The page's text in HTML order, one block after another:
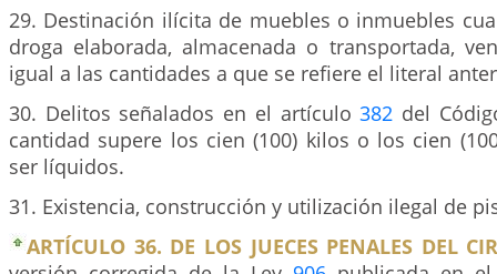
29. Destinación ilícita de muebles o inmuebles
droga elaborada, almacenada o transportada,
igual a las cantidades a que se refiere el literal
30. Delitos señalados en el artículo382 del
cantidad supere los cien (100) kilos o los cien
ser líquidos.
31. Existencia, construcción y utilización ilegal de
ARTÍCULO 36. DE LOS JUECES PENALES DEL